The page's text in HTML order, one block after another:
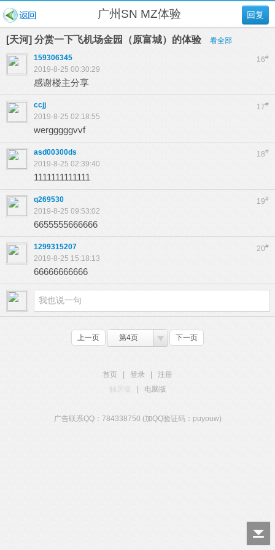
回复
广州SN MZ体验
[天河] 分赏一下飞机场金园（原富城）的体验 看全部
16#
159306345
2019-8-25 00:30:29
感谢楼主分享
17#
ccjj
2019-8-25 02:18:55
wergggggvvf
18#
asd00300ds
2019-8-25 02:39:40
1111111111111
19#
q269530
2019-8-25 09:53:02
6655555666666
20#
1299315207
2019-8-25 15:18:13
66666666666
上一页 第4页 下一页
首页 登录
注册
触屏版
电脑版
广告联系QQ：784338750 (加QQ验证码：puyouw)